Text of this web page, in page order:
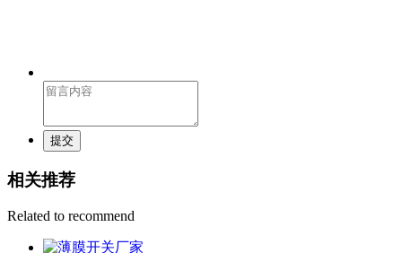
提交
相关推荐
Related to recommend